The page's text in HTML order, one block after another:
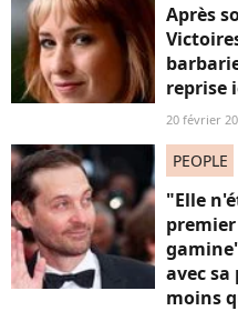
Après
reprise
20 février
PEOPLE
"Elle
avec sa
moins